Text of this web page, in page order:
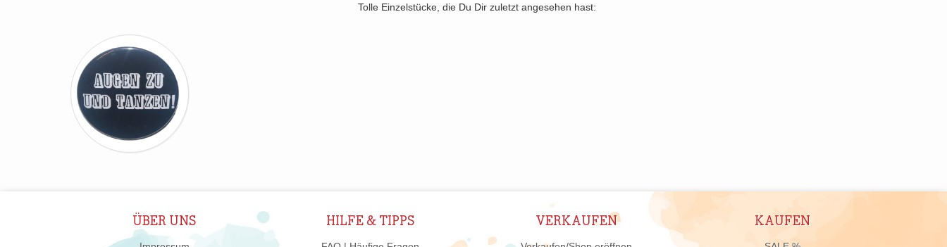
Tolle Einzelstücke, die Du Dir zuletzt angesehen hast:
ÜBER UNS HILFE & TIPPS VERKAUFEN KAUFEN